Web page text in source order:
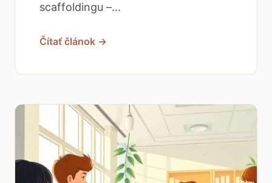
scaffoldingu –...
Čítať článok →